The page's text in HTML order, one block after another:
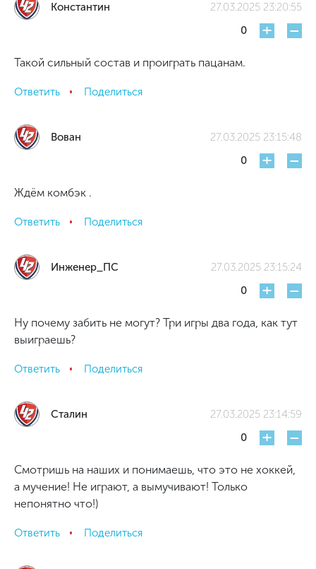
Константин
27.03.2025 23:20:55
0
+ -
Такой сильный состав и проиграть пацанам.
Ответить Поделиться
Вован
27.03.2025 23:15:48
0
+ -
Ждём комбэк .
Ответить Поделиться
Инженер_ПС
27.03.2025 23:15:24
0
+ -
Ну почему забить не могут? Три игры два года, как тут
выиграешь?
Ответить Поделиться
Сталин
27.03.2025 23:14:59
0
+ -
Смотришь на наших и понимаешь, что это не хоккей,
а мучение! Не играют, а вымучивают! Только
непонятно что!)
Ответить Поделиться